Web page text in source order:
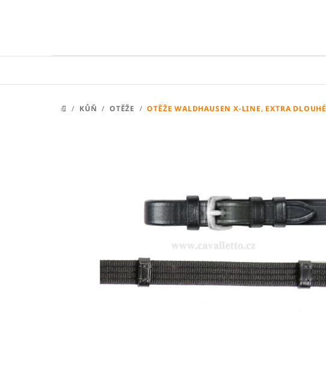
DOMŮ
/ KŮŇ / OTĚŽE / OTĚŽE WALDHAUSEN X-LINE, EXTRA DLOUHÉ